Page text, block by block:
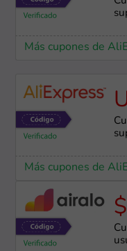
Más cupones de
Más cupones de